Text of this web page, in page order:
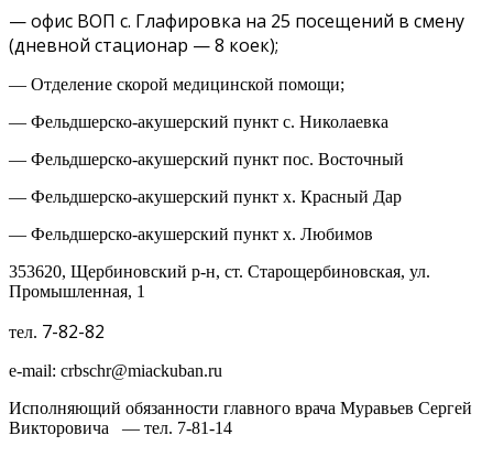
— офис ВОП с. Глафировка на 25 посещений в смену
(дневной стационар — 8 коек);
— Отделение скорой медицинской помощи;
— Фельдшерско-акушерский пункт с. Николаевка
— Фельдшерско-акушерский пункт пос. Восточный
— Фельдшерско-акушерский пункт х. Красный Дар
— Фельдшерско-акушерский пункт х. Любимов
353620, Щербиновский р-н, ст. Старощербиновская, ул.
Промышленная, 1
тел. 7-82-82
e-mail: crbschr@miackuban.ru
Исполняющий обязанности главного врача Муравьев Сергей
Викторовича — тел. 7-81-14